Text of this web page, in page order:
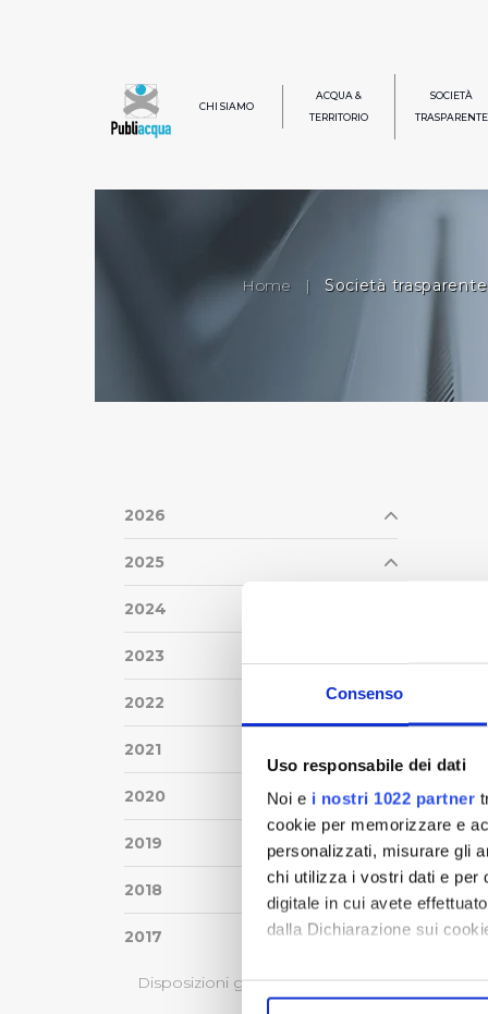
Consenso
Uso responsabile dei dati
Noi e i nostri 1022 partner
cookie per memorizzare e
personalizzati, misurare gli
chi utilizza i vostri dati e per
digitale in cui avete
dalla Dichiarazione sui
CHI SIAMO
ACQUA &
TERRITORIO
SOCIETÀ
TRASPARENTE
Home | Società trasparente
2026
2025
2024
2023
2022
2021
2020
2019
2018
2017
Disposizioni generali